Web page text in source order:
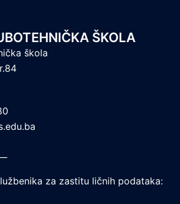
ŠKOLA
škola
za zastitu ličnih podataka: